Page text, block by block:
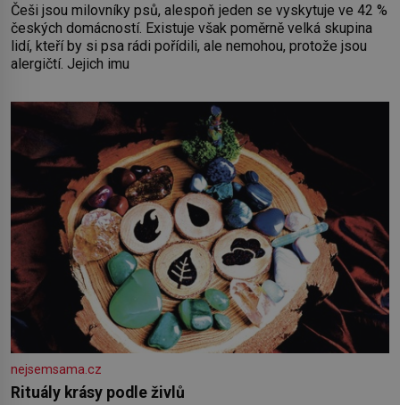
Češi jsou milovníky psů, alespoň jeden se vyskytuje ve 42 %
českých domácností. Existuje však poměrně velká skupina
lidí, kteří by si psa rádi pořídili, ale nemohou, protože jsou
alergičtí. Jejich imu
nejsemsama.cz
Rituály krásy podle živlů